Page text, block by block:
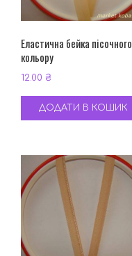
Еластична бейка пісочного
кольору
12.00 ₴
ДОДАТИ В КОШИК